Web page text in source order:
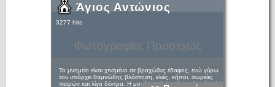
Φωτογραφίες Προσεχώς
Άγιος Αντώνιος
3277 hits
Το μνημείο είναι χτισμένο σε βραχώδες έδαφος, ενώ γύρω
του υπάρχει θαμνώδης βλάστηση, ελιές, κήποι, σωρείες
πετρών και λίγα δέντρα. Η μονή του Αγίου Αντωνίου έχει θέα